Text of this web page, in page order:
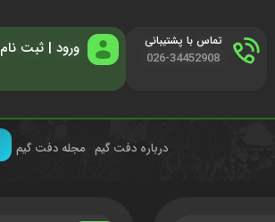
تماس با پشتیبانی
026-34452908 ورود | ثبت نام
درباره دفت گیم مجله دفت گیم 12
18
24